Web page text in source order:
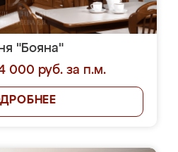
"Бояна"
000 руб. за п.м.